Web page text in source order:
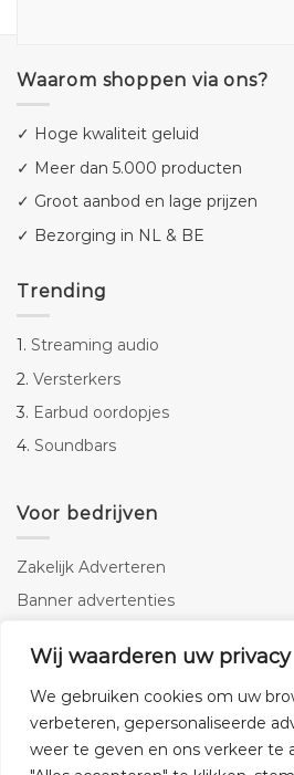
Wij waarderen uw privacy
We gebruiken cookies om uw
verbeteren, gepersonaliseerde
weer te geven en ons verkeer te
Waarom shoppen via ons?
✓ Hoge kwaliteit geluid
✓ Meer dan 5.000 producten
✓ Groot aanbod en lage prijzen
✓ Bezorging in NL & BE
Trending
1. Streaming audio
2. Versterkers
3. Earbud oordopjes
4. Soundbars
Voor bedrijven
Zakelijk Adverteren
Banner advertenties
SEO copywriting